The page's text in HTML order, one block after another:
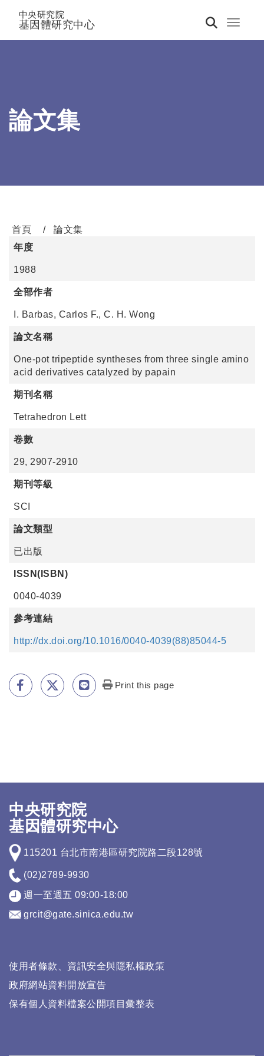
Toggle
中央研究院
基因體研究中心
論文集
首頁
論文集
年度
1988
全部作者
I. Barbas, Carlos F., C. H. Wong
論文名稱
One-pot tripeptide syntheses from three single amino
acid derivatives catalyzed by papain
期刊名稱
Tetrahedron Lett
卷數
29, 2907-2910
期刊等級
SCI
論文類型
已出版
ISSN(ISBN)
0040-4039
參考連結
http://dx.doi.org/10.1016/0040-4039(88)85044-5
Print this page
中央研究院
基因體研究中心
115201 台北市南港區研究院路二段128號
(02)2789-9930
週一至週五 09:00-18:00
grcit@gate.sinica.edu.tw
使用者條款、資訊安全與隱私權政策
政府網站資料開放宣告
保有個人資料檔案公開項目彙整表